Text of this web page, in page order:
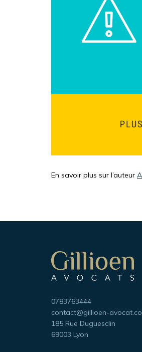
En savoir plus sur l’auteur
Téléphone
0783763444
Adresse
e-
mail
contact@gillioen-
185 Rue Duguesclin
69003 Lyon